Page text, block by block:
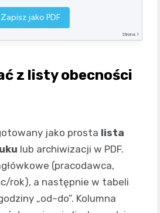
w ewidencji czasu pracy. Data przygotowania:
Strona 1
Zapisz jako PDF
z listy obecności
jako prosta lista
lub archiwizacji w PDF.
(pracodawca,
rok), a następnie w tabeli
„od–do”. Kolumna